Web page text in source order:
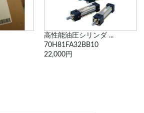
高性能油圧シリンダ ...
70H81FA32BB10
22,000円